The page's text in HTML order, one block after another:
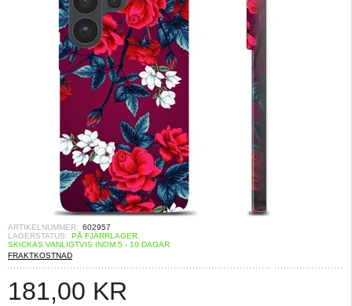
ARTIKELNUMMER: 602957
LAGERSTATUS: PÅ FJÄRRLAGER.
SKICKAS VANLIGTVIS INOM 5 - 10 DAGAR
FRAKTKOSTNAD
181,00 KR